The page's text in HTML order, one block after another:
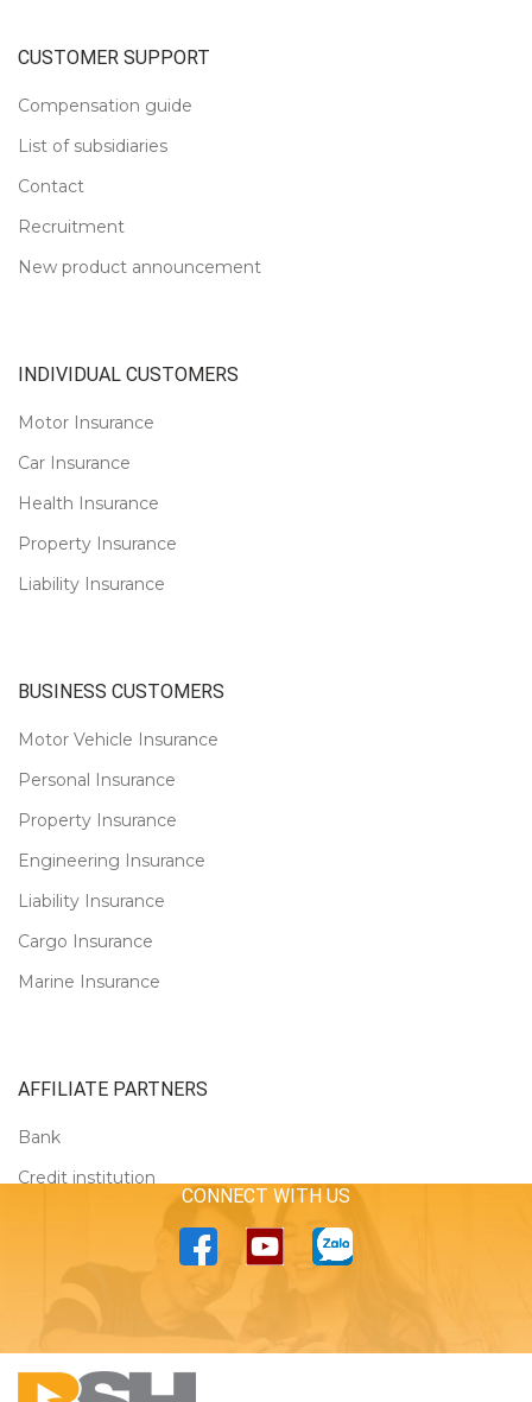
CUSTOMER SUPPORT
Compensation guide
List of subsidiaries
Contact
Recruitment
New product announcement
INDIVIDUAL CUSTOMERS
Motor Insurance
Car Insurance
Health Insurance
Property Insurance
Liability Insurance
BUSINESS CUSTOMERS
Motor Vehicle Insurance
Personal Insurance
Property Insurance
Engineering Insurance
Liability Insurance
Cargo Insurance
Marine Insurance
AFFILIATE PARTNERS
Bank
Credit institution
CONNECT WITH US